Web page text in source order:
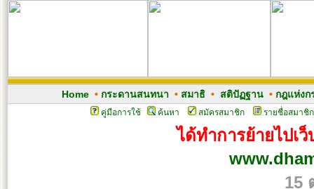
Home• กระดานสนทนา • สมาธิ• สติปัฏฐาน• กฎแห่งก
คู่มือการใช้ ค้นหา สมัครสมาชิก รายชื่อสมาชิก
ได้ทำการย้ายไปเ
15